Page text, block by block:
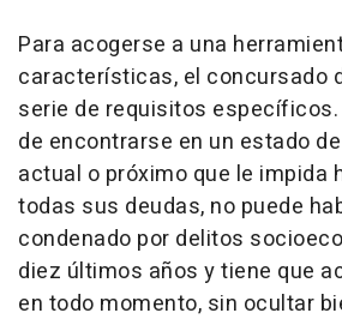
Para acogerse a una
características, el concursado
serie de requisitos
de encontrarse en un estado
actual o próximo que le impida
todas sus deudas, no puede
condenado por delitos
diez últimos años y tiene que
en todo momento, sin ocultar